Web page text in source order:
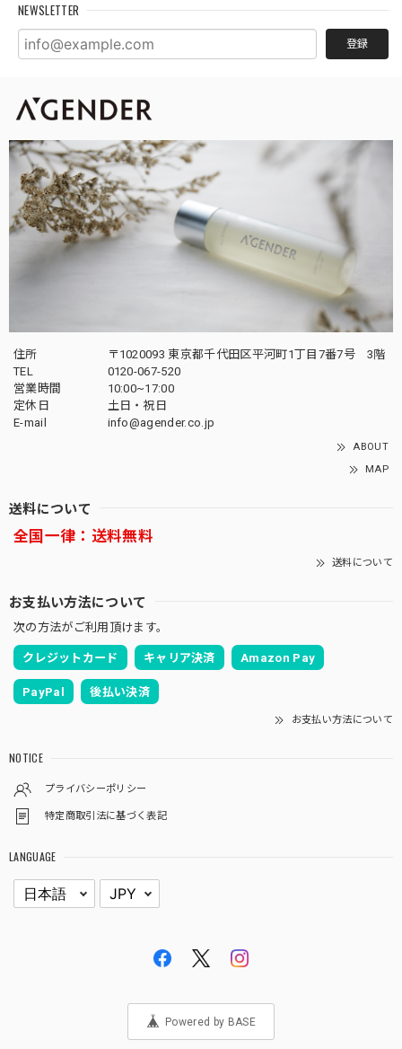
NEWSLETTER
登録
住所
〒1020093 東京都千代田区平河町1丁目7番7号 3階
TEL
0120-067-520
営業時間
10:00~17:00
定休日
土日・祝日
E-mail
info@agender.co.jp
ABOUT
MAP
送料について
全国一律：送料無料
送料について
お支払い方法について
次の方法がご利用頂けます。
クレジットカード キャリア決済 Amazon Pay
PayPal 後払い決済
お支払い方法について
NOTICE
プライバシーポリシー
特定商取引法に基づく表記
LANGUAGE
Powered by BASE